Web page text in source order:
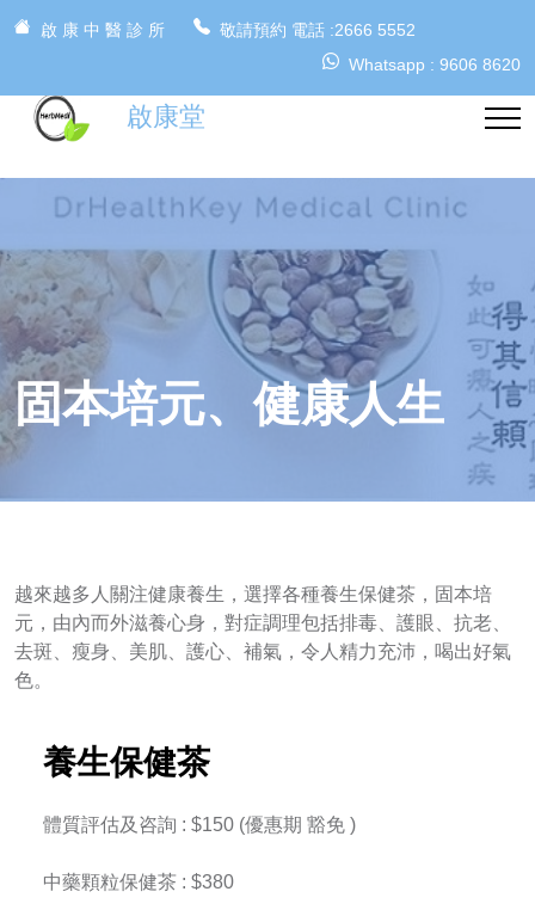
啟 康 中 醫 診 所
敬請預約 電話 :2666 5552
Whatsapp : 9606 8620
啟康堂
固本培元、健康人生
越來越多人關注健康養生，選擇各種養生保健茶，固本培
元，由內而外滋養心身，對症調理包括排毒、護眼、抗老、
去斑、瘦身、美肌、護心、補氣，令人精力充沛，喝出好氣
色。
養生保健茶
體質評估及咨詢 : $150 (優惠期 豁免 )
中藥顆粒保健茶 : $380